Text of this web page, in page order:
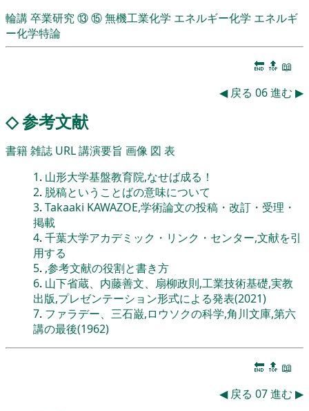
輪講卒業研究⑬⑮無機工業化学 エネルギー化学 エネルギ
ー化学特論
🔚 🔝 📖
◀ 戻る 06進む ▶
◇参考文献
書籍雑誌 URL講演要旨 画像 図 表
1. 山形大学基盤教育院,なせば成る！
2. 脱稿ということばの意味について
3. Takaaki KAWAZOE,学術論文の投稿・改訂・受理・
掲載
4. 千葉大学アカデミック・リンク・センター,文献を引
用する
5. ,参考文献の役割と書き方
6. 山下省蔵、内藤善文、扇柳政則,工業技術基礎,実教
出版,プレゼンテーション形式による発表(2021)
7. ファラデー、三石巌,ロウソクの科学,角川文庫,第六
講の最後(1962)
🔚 🔝 📖
◀ 戻る 07進む ▶